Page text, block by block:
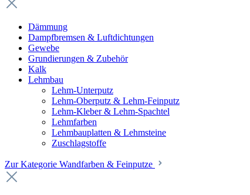
Dämmung
Dampfbremsen & Luftdichtungen
Gewebe
Grundierungen & Zubehör
Kalk
Lehmbau
Lehm-Unterputz
Lehm-Oberputz & Lehm-Feinputz
Lehm-Kleber & Lehm-Spachtel
Lehmfarben
Lehmbauplatten & Lehmsteine
Zuschlagstoffe
Zur Kategorie Wandfarben & Feinputze